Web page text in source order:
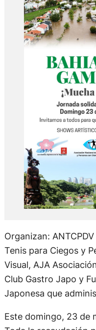
Organizan:
Tenis para Ciegos y
Visual, AJA
Club Gastro Japo y
Japonesa que
Este domingo, 23 de